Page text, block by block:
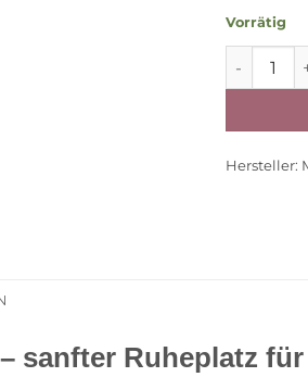
Vorrätig
Maileg
Hersteller:
sanfter Ruheplatz